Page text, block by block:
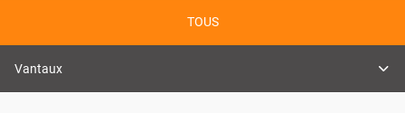
TOUS
Vantaux